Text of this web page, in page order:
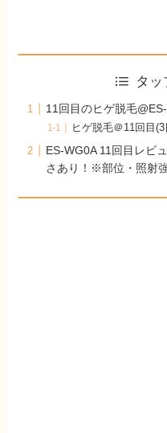
タッ
11回目のヒゲ脱毛
ヒゲ脱毛＠11回目
ES-WG0A 11回目レビ
さあり！※部位・照射